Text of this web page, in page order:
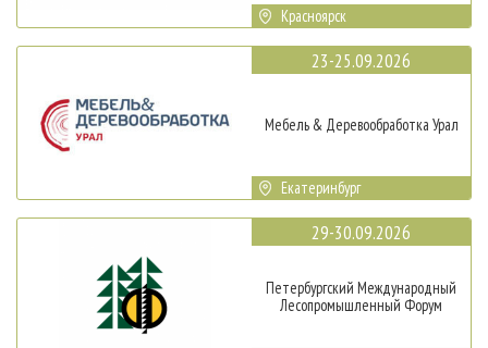
Красноярск
23-25.09.2026
Мебель & Деревообработка Урал
Екатеринбург
29-30.09.2026
Петербургский Международный
Лесопромышленный Форум